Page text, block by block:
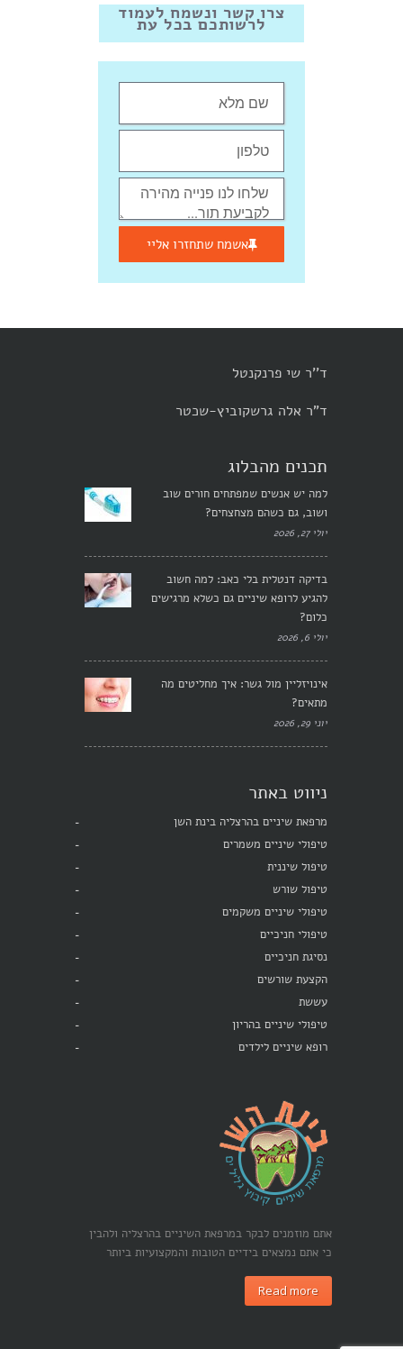
צרו קשר ונשמח לעמוד
לרשותכם בכל עת
אשמח שתחזרו אליי
ד''ר שי פרנקנטל
ד"ר אלה גרשקוביץ-שכטר
תכנים מהבלוג
למה יש אנשים שמפתחים חורים שוב
ושוב, גם כשהם מצחצחים?
יולי 27, 2026
בדיקה דנטלית בלי כאב: למה חשוב
להגיע לרופא שיניים גם כשלא מרגישים
כלום?
יולי 6, 2026
אינויזליין מול גשר: איך מחליטים מה
מתאים?
יוני 29, 2026
ניווט באתר
מרפאת שיניים בהרצליה בינת השן
טיפולי שיניים משמרים
טיפול שיננית
טיפול שורש
טיפולי שיניים משקמים
טיפולי חניכיים
נסיגת חניכיים
הקצעת שורשים
עששת
טיפולי שיניים בהריון
רופא שיניים לילדים
אתם מוזמנים לבקר במרפאת השיניים בהרצליה ולהבין
כי אתם נמצאים בידיים הטובות והמקצועיות ביותר
Read more